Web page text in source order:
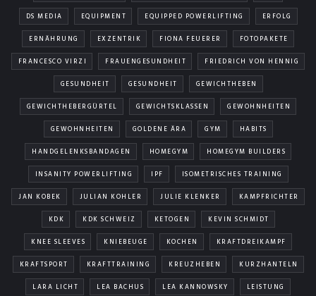
DS MEDIA EQUIPMENT EQUIPPED POWERLIFTING ERFOLG
ERNÄHRUNG EXZENTRIK FIONA FEUERER FOTOPAKETE
FRANCESCO VIRZI FRAUENGESUNDHEIT FRIEDRICH VON HENNIG
GESUNDHEIT GESUNDHEIT GEWICHTHEBEN
GEWICHTHEBERGÜRTEL GEWICHTSKLASSEN GEWOHNHEITEN
GEWOHNHEITEN GOLDENE ÄRA GYM HABITS
HANDGELENKSBANDAGEN HOMEGYM HOMEGYM BUILDERS
INSANITY POWERLIFTING IPF ISOMETRISCHES TRAINING
JAN KOBEK JULIAN KOHLER JULIE KLENKER KAMPFRICHTER
KDK KDK SCHWEIZ KETOGEN KEVIN SCHMIDT
KNEE SLEEVES KNIEBEUGE KOCHEN KRAFTDREIKAMPF
KRAFTSPORT KRAFTTRAINING KREUZHEBEN KURZHANTELN
LARA LICHT LEA BACHUS LEA KANNOWSKY LEISTUNG